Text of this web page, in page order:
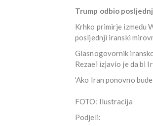
Trump odbio
Krhko primirje između
posljednji iranski
Glasnogovornik
Rezaei izjavio je da bi
‘Ako Iran ponovno
FOTO: Ilustracija
Podjeli: